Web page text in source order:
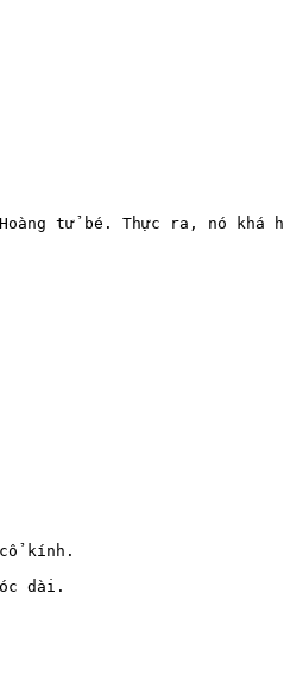
tử bé. Thực ra, nó khá
kính.
dài.